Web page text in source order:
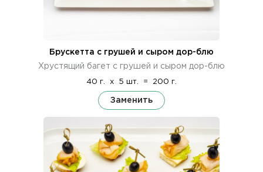
Брускетта с грушей и сыром дор-блю
Хрустящий багет с грушей и сыром дор-блю
40 г. x 5 шт. = 200 г.
Заменить